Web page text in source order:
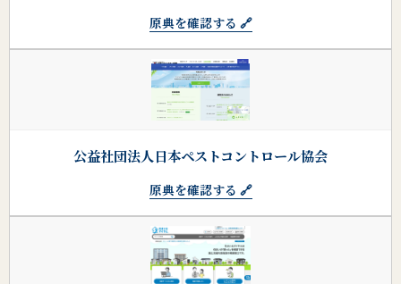
原典を確認する 🔗
公益社団法人日本ペストコントロール協会
原典を確認する 🔗